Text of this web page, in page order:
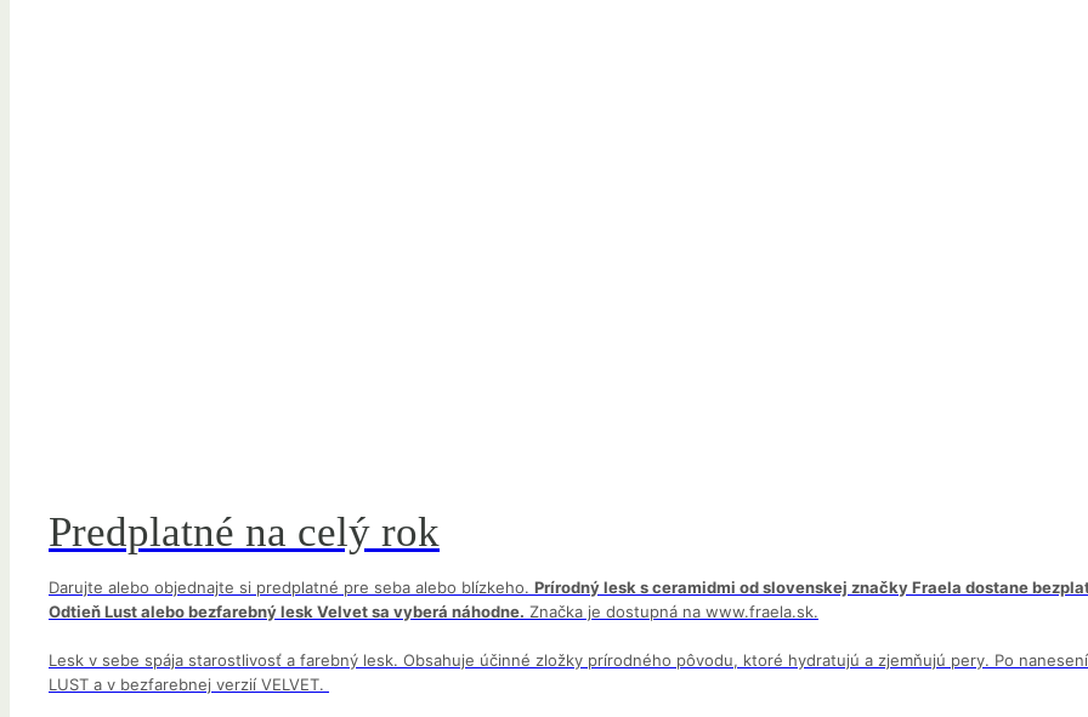
Predplatné na celý rok
Darujte alebo objednajte si predplatné pre seba alebo blízkeho. Prírodný lesk s ceramidmi od slovenskej značky Fraela dostane
Odtieň Lust alebo bezfarebný lesk Velvet sa vyberá náhodne. Značka je dostupná na www.fraela.sk.
Lesk v sebe spája starostlivosť a farebný lesk. Obsahuje účinné zložky prírodného pôvodu, ktoré hydratujú a zjemňujú pery. Po
LUST a v bezfarebnej verzií VELVET.